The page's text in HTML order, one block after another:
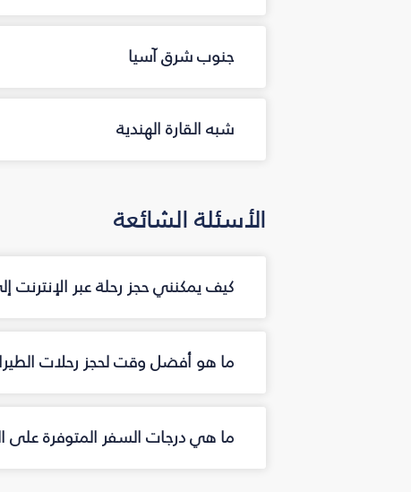
جنوب شرق آسيا
شبه القارة الهندية
الأسئلة الشائعة
كيف يمكنني حجز رحلة عبر الإنترنت
ما هو أفضل وقت لحجز رحلات
ما هي درجات السفر المتوفرة على